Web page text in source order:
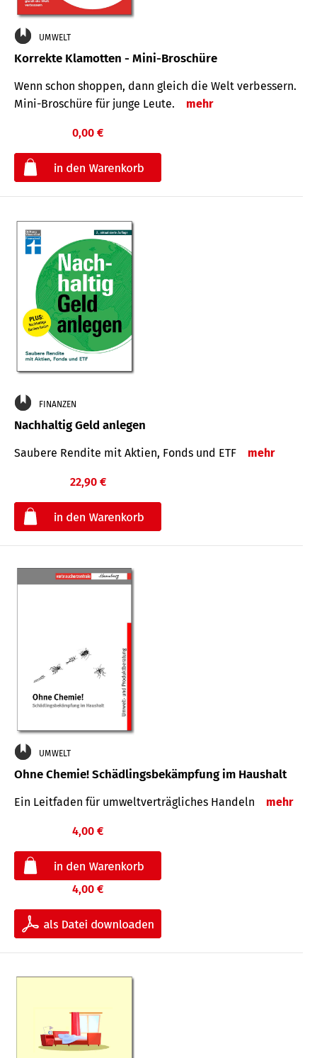
UMWELT
Korrekte Klamotten - Mini-Broschüre
Wenn schon shoppen, dann gleich die Welt verbessern.
Mini-Broschüre für junge Leute.
mehr
0,00 €
FINANZEN
Nachhaltig Geld anlegen
Saubere Rendite mit Aktien, Fonds und ETF mehr
22,90 €
UMWELT
Ohne Chemie! Schädlingsbekämpfung im Haushalt
Ein Leitfaden für um­welt­ver­träg­liches Han­deln mehr
4,00 €
4,00 €